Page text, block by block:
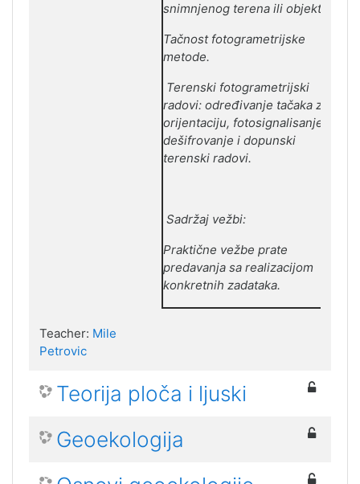
snimnjenog terena ili objekta.
Tačnost fotogrametrijske
metode.
Terenski fotogrametrijski
radovi: određivanje tačaka za
orijentaciju, fotosignalisanje,
dešifrovanje i dopunski
terenski radovi.
Sadržaj vežbi:
Praktične vežbe prate
predavanja sa realizacijom
konkretnih zadataka.
Teacher: Mile
Petrovic
Teorija ploča i ljuski
Geoekologija